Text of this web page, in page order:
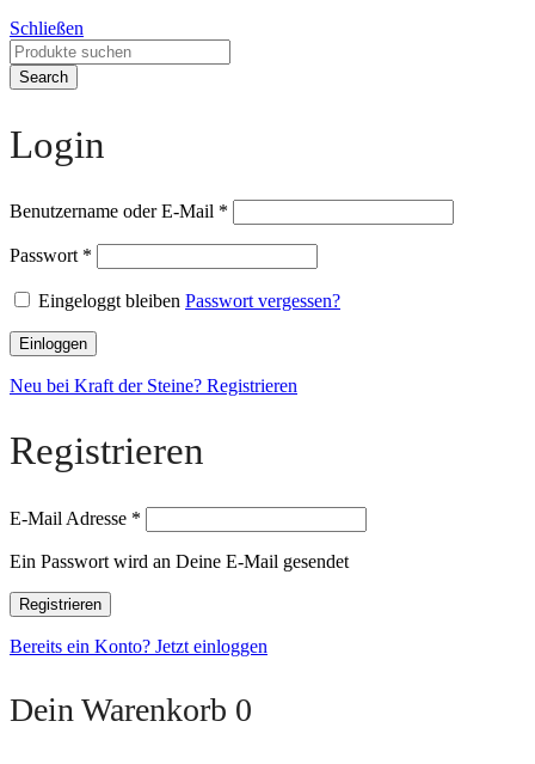
Schließen
Search
Login
Benutzername oder E-Mail *
Passwort *
Eingeloggt bleiben Passwort vergessen?
Einloggen
Neu bei Kraft der Steine? Registrieren
Registrieren
E-Mail Adresse *
Ein Passwort wird an Deine E-Mail gesendet
Registrieren
Bereits ein Konto? Jetzt einloggen
Dein Warenkorb 0